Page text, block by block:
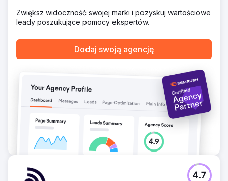
naszych klientów stosując nowoczesne podejście
zorientowane na klienta.
Przejdź do strony agencji
Zwiększ widoczność swojej marki i pozyskuj wartościowe
leady poszukujące pomocy ekspertów.
Dodaj swoją agencję
4.7